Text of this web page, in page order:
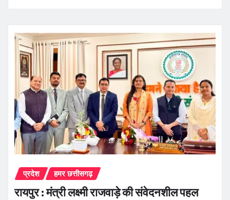
प्रदेश हमर छत्तीसगढ़
रायपुर : मंत्री लक्ष्मी राजवाड़े की संवेदनशील पहल